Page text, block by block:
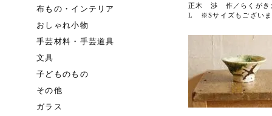
布もの・インテリア
おしゃれ小物
手芸材料・手芸道具
文具
子どものもの
その他
ガラス
正木 渉 作／らくがき
L ※Sサイズもござい